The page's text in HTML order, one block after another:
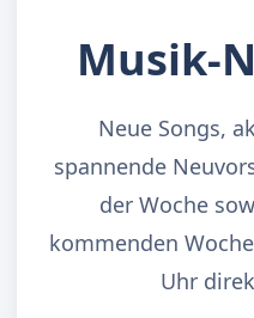
Musik-
Neue Songs,
spannende
der Woche
kommenden
Uhr